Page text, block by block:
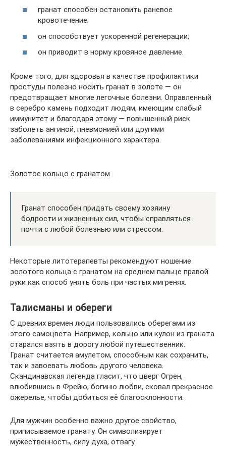
гранат способен остановить раневое
кровотечение;
он способствует ускоренной регенерации;
он приводит в норму кровяное давление.
Кроме того, для здоровья в качестве профилактики
простуды полезно носить гранат в золоте — он
предотвращает многие легочные болезни. Оправленный
в серебро камень подходит людям, имеющим слабый
иммунитет и благодаря этому — повышенный риск
заболеть ангиной, пневмонией или другими
заболеваниями инфекционного характера.
Золотое кольцо с гранатом
Гранат способен придать своему хозяину
бодрости и жизненных сил, чтобы справляться
почти с любой болезнью или стрессом.
Некоторые литотерапевты рекомендуют ношение
золотого кольца с гранатом на среднем пальце правой
руки как способ унять боль при частых мигренях.
Талисманы и обереги
С древних времен люди пользовались оберегами из
этого самоцвета. Например, кольцо или кулон из граната
старался взять в дорогу любой путешественник.
Гранат считается амулетом, способным как сохранить,
так и завоевать любовь другого человека.
Скандинавская легенда гласит, что цверг Огрен,
влюбившись в Фрейю, богиню любви, сковал прекрасное
ожерелье, чтобы добиться её благосклонности.
Для мужчин особенно важно другое свойство,
приписываемое гранату. Он символизирует
мужественность, силу духа, отвагу.